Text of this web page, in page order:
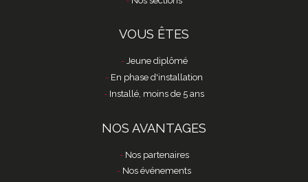
VOUS ÊTES
Jeune diplômé
En phase d'installation
Installé, moins de 5 ans
NOS AVANTAGES
Nos partenaires
Nos événements